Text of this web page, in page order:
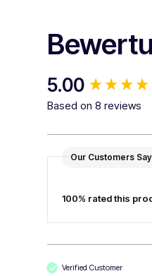
5.00
Based on 8 reviews
Our Customers Say
100% rated this
Verified Customer
New content loaded